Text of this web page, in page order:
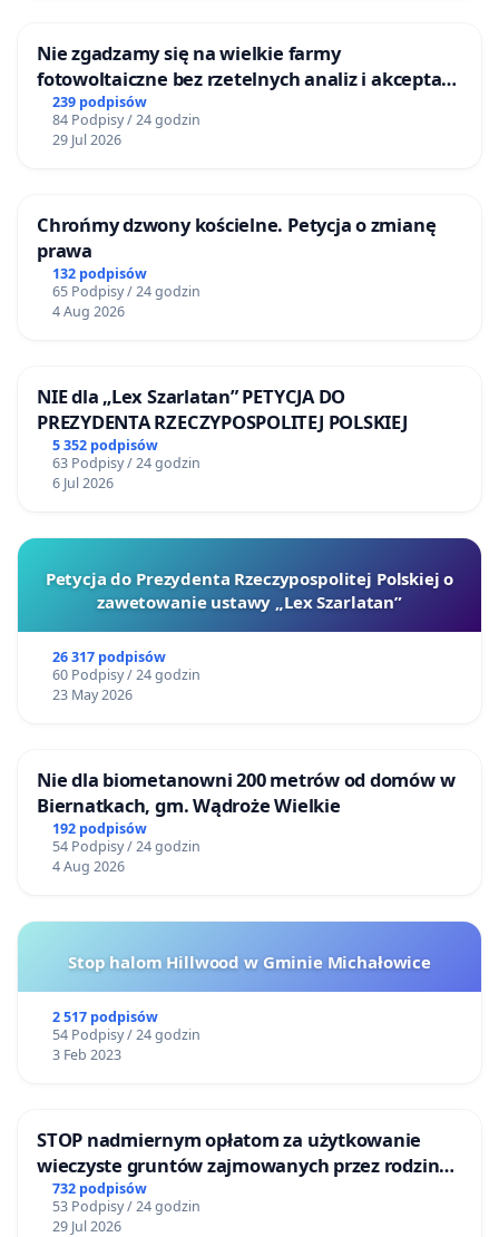
Nie zgadzamy się na wielkie farmy
fotowoltaiczne bez rzetelnych analiz i akceptacji
mieszkańców
239 podpisów
84 Podpisy / 24 godzin
29 Jul 2026
Chrońmy dzwony kościelne. Petycja o zmianę
prawa
132 podpisów
65 Podpisy / 24 godzin
4 Aug 2026
NIE dla „Lex Szarlatan” PETYCJA DO
PREZYDENTA RZECZYPOSPOLITEJ POLSKIEJ
5 352 podpisów
63 Podpisy / 24 godzin
6 Jul 2026
Petycja do Prezydenta Rzeczypospolitej Polskiej o
zawetowanie ustawy „Lex Szarlatan”
26 317 podpisów
60 Podpisy / 24 godzin
23 May 2026
Nie dla biometanowni 200 metrów od domów w
Biernatkach, gm. Wądroże Wielkie
192 podpisów
54 Podpisy / 24 godzin
4 Aug 2026
Stop halom Hillwood w Gminie Michałowice
2 517 podpisów
54 Podpisy / 24 godzin
3 Feb 2023
STOP nadmiernym opłatom za użytkowanie
wieczyste gruntów zajmowanych przez rodzinne
ogrody działkowe.
732 podpisów
53 Podpisy / 24 godzin
29 Jul 2026